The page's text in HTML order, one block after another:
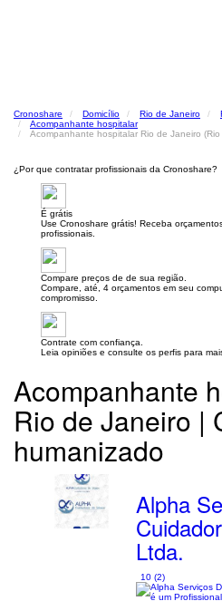
Cronoshare Domicílio Rio de Janeiro
Acompanhante hospitalar
Acompanhante hospitalar Rio de Janeiro
¿Por que contratar profissionais da Cronoshare?
É grátis
Use Cronoshare grátis! Receba
profissionais.
Compare preços de de sua região.
Compare, até, 4 orçamentos em seu
compromisso.
Contrate com confiança.
Leia opiniões e consulte os perfis para
Acompanhante
Rio de Janeiro |
humanizado
Alpha
Ltda.
10 (2)